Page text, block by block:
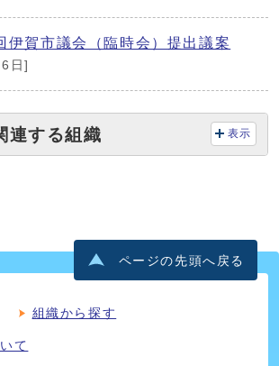
伊賀市議会（臨時会）提出議案
日]
連する組織 表示
ページの先頭へ戻る
組織から探す
て